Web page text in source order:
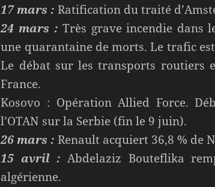
17 mars : Ratification du traité
24 mars : Très grave incendie dans
une quarantaine de morts. Le trafic
Le débat sur les transports routiers
France.
Kosovo : Opération Allied Force.
l’OTAN sur la Serbie (fin le 9 juin).
26 mars : Renault acquiert 36,8 % de
15 avril : Abdelaziz Bouteflika
algérienne.